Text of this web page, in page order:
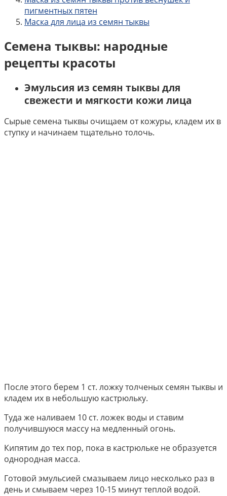
пигментных пятен
Маска для лица из семян тыквы
Семена тыквы: народные
рецепты красоты
Эмульсия из семян тыквы для
свежести и мягкости кожи лица
Сырые семена тыквы очищаем от кожуры, кладем их в
ступку и начинаем тщательно толочь.
После этого берем 1 ст. ложку толченых семян тыквы и
кладем их в небольшую кастрюльку.
Туда же наливаем 10 ст. ложек воды и ставим
получившуюся массу на медленный огонь.
Кипятим до тех пор, пока в кастрюльке не образуется
однородная масса.
Готовой эмульсией смазываем лицо несколько раз в
день и смываем через 10-15 минут теплой водой.